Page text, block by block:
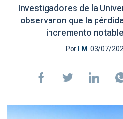
Investigadores de la
observaron que la
incremento
PorI M 03/07/